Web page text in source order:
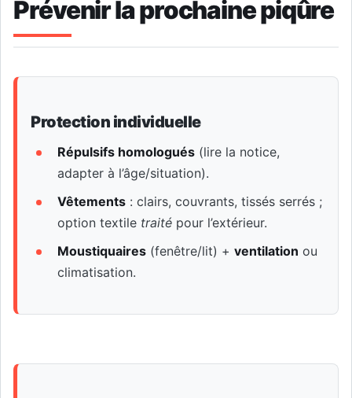
Prévenir la prochaine piqûre
Protection individuelle
Répulsifs homologués(lire la notice,
adapter à l’âge/situation).
Vêtements: clairs, couvrants, tissés serrés ;
option textile traitépour l’extérieur.
Moustiquaires(fenêtre/lit) + ventilation ou
climatisation.